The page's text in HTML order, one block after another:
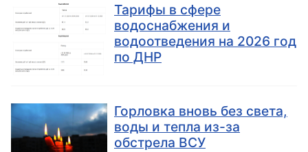
Тарифы в сфере
водоснабжения и
водоотведения на 2026 год
по ДНР
Горловка вновь без света,
воды и тепла из-за
обстрела ВСУ